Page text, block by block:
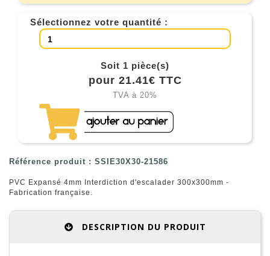
Sélectionnez votre quantité :
Soit 1 pièce(s)
pour 21.41€ TTC
TVA à 20%
Référence produit : SSIE30X30-21586
PVC Expansé 4mm Interdiction d'escalader 300x300mm -
Fabrication française.
DESCRIPTION DU PRODUIT